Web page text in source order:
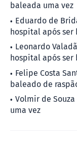
baleada uma vez
Eduardo de
hospital após ser
Leonardo
hospital após
Felipe Costa
baleado de
Volmir de
uma vez